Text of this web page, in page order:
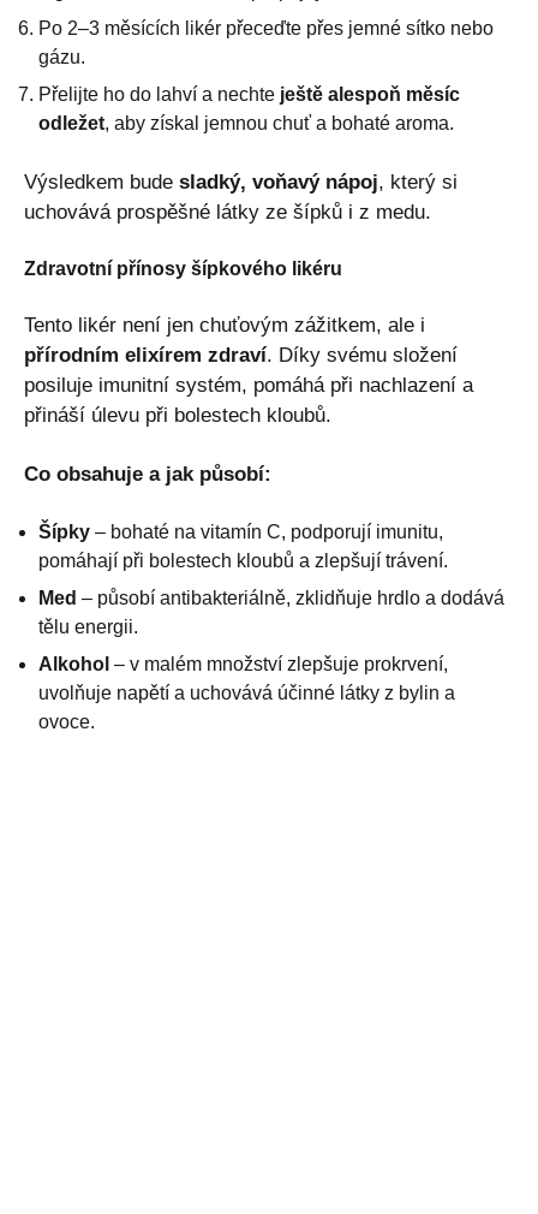
Po 2–3 měsících likér přeceďte přes jemné sítko nebo
gázu.
Přelijte ho do lahví a nechte ještě alespoň měsíc
odležet, aby získal jemnou chuť a bohaté aroma.
Výsledkem bude sladký, voňavý nápoj, který si
uchovává prospěšné látky ze šípků i z medu.
Zdravotní přínosy šípkového likéru
Tento likér není jen chuťovým zážitkem, ale i
přírodním elixírem zdraví. Díky svému složení
posiluje imunitní systém, pomáhá při nachlazení a
přináší úlevu při bolestech kloubů.
Co obsahuje a jak působí:
Šípky – bohaté na vitamín C, podporují imunitu,
pomáhají při bolestech kloubů a zlepšují trávení.
Med – působí antibakteriálně, zklidňuje hrdlo a dodává
tělu energii.
Alkohol – v malém množství zlepšuje prokrvení,
uvolňuje napětí a uchovává účinné látky z bylin a
ovoce.